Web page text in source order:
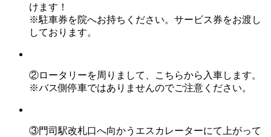
けます！
※駐車券を院へお持ちください。サービス券をお渡し
しております。
②ロータリーを周りまして、こちらから入車します。
※バス側停車ではありませんのでご注意ください。
③門司駅改札口へ向かうエスカレーターにて上がって